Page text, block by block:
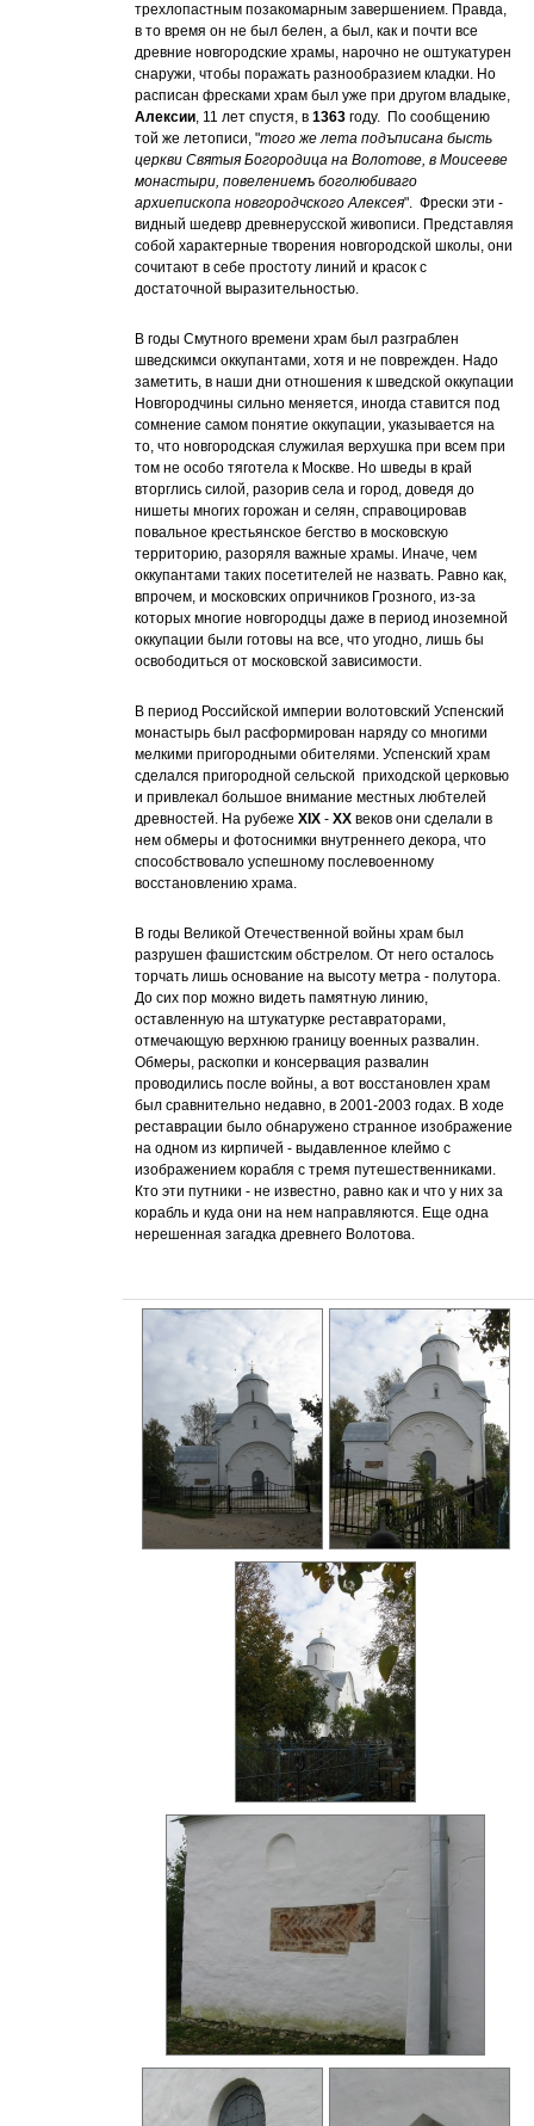
трехлопастным позакомарным завершением. Правда,
в то время он не был белен, а был, как и почти все
древние новгородские храмы, нарочно не оштукатурен
снаружи, чтобы поражать разнообразием кладки. Но
расписан фресками храм был уже при другом владыке,
Алексии , 11 лет спустя, в1363 году. По сообщению
той же летописи, "того же лета подъписана бысть
церкви Святыя Богородица на Волотове, в Моисееве
монастыри, повелениемъ боголюбиваго
архиепископа новгородчского Алексея". Фрески эти -
видный шедевр древнерусской живописи. Представляя
собой характерные творения новгородской школы, они
сочитают в себе простоту линий и красок с
достаточной выразительностью.
В годы Смутного времени храм был разграблен
шведскимси оккупантами, хотя и не поврежден. Надо
заметить, в наши дни отношения к шведской оккупации
Новгородчины сильно меняется, иногда ставится под
сомнение самом понятие оккупации, указывается на
то, что новгородская служилая верхушка при всем при
том не особо тяготела к Москве. Но шведы в край
вторглись силой, разорив села и город, доведя до
нишеты многих горожан и селян, справоцировав
повальное крестьянское бегство в московскую
территорию, разоряля важные храмы. Иначе, чем
оккупантами таких посетителей не назвать. Равно как,
впрочем, и московских опричников Грозного, из-за
которых многие новгородцы даже в период иноземной
оккупации были готовы на все, что угодно, лишь бы
освободиться от московской зависимости.
В период Российской империи волотовский Успенский
монастырь был расформирован наряду со многими
мелкими пригородными обителями. Успенский храм
сделался пригородной сельской приходской церковью
и привлекал большое внимание местных любтелей
древностей. На рубежеXIX -XX веков они сделали в
нем обмеры и фотоснимки внутреннего декора, что
способствовало успешному послевоенному
восстановлению храма.
В годы Великой Отечественной войны храм был
разрушен фашистским обстрелом. От него осталось
торчать лишь основание на высоту метра - полутора.
До сих пор можно видеть памятную линию,
оставленную на штукатурке реставраторами,
отмечающую верхнюю границу военных развалин.
Обмеры, раскопки и консервация развалин
проводились после войны, а вот восстановлен храм
был сравнительно недавно, в 2001-2003 годах. В ходе
реставрации было обнаружено странное изображение
на одном из кирпичей - выдавленное клеймо с
изображением корабля с тремя путешественниками.
Кто эти путники - не известно, равно как и что у них за
корабль и куда они на нем направляются. Еще одна
нерешенная загадка древнего Волотова.